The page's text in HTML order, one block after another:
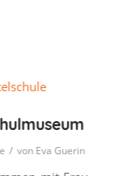
/ von Eva Guerin